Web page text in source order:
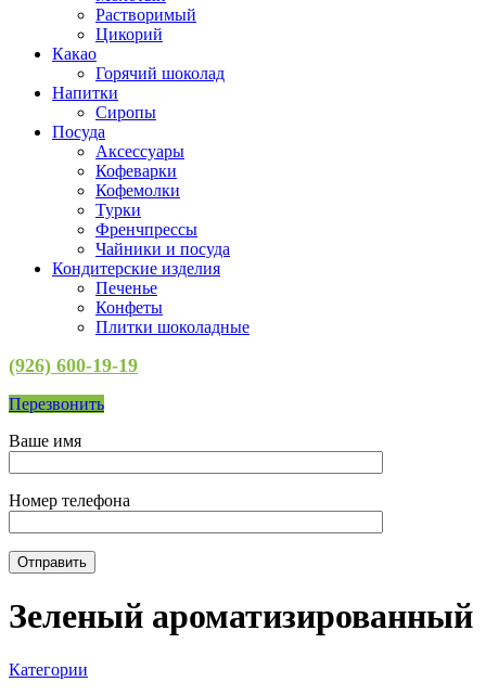
Растворимый
Цикорий
Какао
Горячий шоколад
Напитки
Сиропы
Посуда
Аксессуары
Кофеварки
Кофемолки
Турки
Френчпрессы
Чайники и посуда
Кондитерские изделия
Печенье
Конфеты
Плитки шоколадные
(926) 600-19-19
Перезвонить
Ваше имя
Номер телефона
Зеленый ароматизированный
Категории